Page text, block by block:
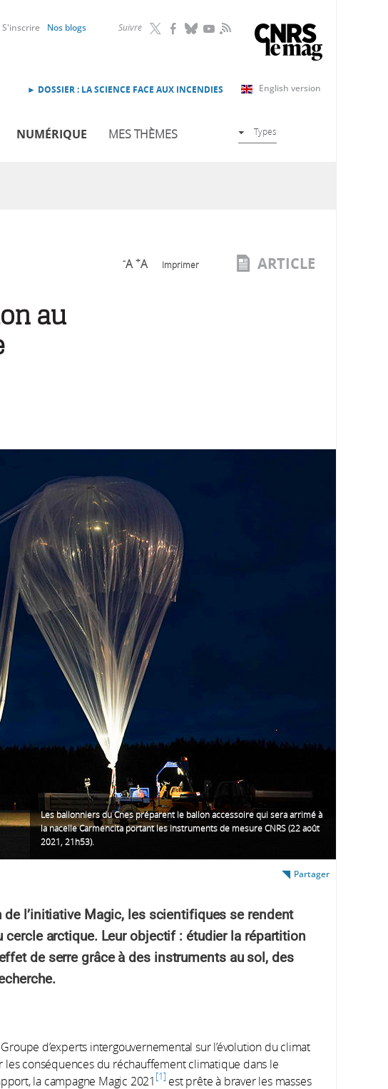
Suivre RSS
S'inscrire Nos blogs
English version
► DOSSIER : LA SCIENCE FACE AUX INCENDIES
NUMÉRIQUE MES THÈMES Types
-A +A Imprimer ARTICLE
au
Les ballonniers du Cnes préparent le ballon accessoire qui sera arrimé à
la nacelle Carmencita portant les instruments de mesure CNRS (22 août
2021, 21h53).
Partager
l’initiative Magic, les scientifiques se rendent
cercle arctique. Leur objectif : étudier la répartition
de serre grâce à des instruments au sol, des
d’experts intergouvernemental sur l’évolution du climat
les conséquences du réchauffement climatique dans le
la campagne Magic 2021 1 est prête à braver les masses